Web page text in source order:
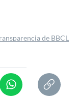
de BBCL